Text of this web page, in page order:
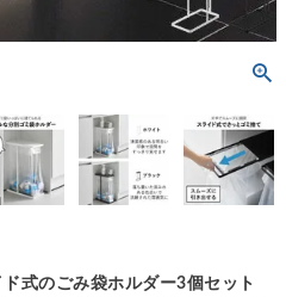
式のごみ袋ホルダー3個セット